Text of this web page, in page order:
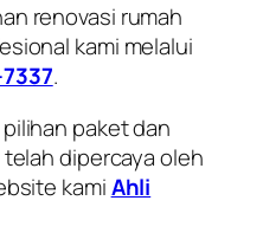
renovasi rumah
kami melalui
.
paket dan
dipercaya oleh
kamiAhli